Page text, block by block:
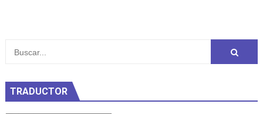
TRADUCTOR